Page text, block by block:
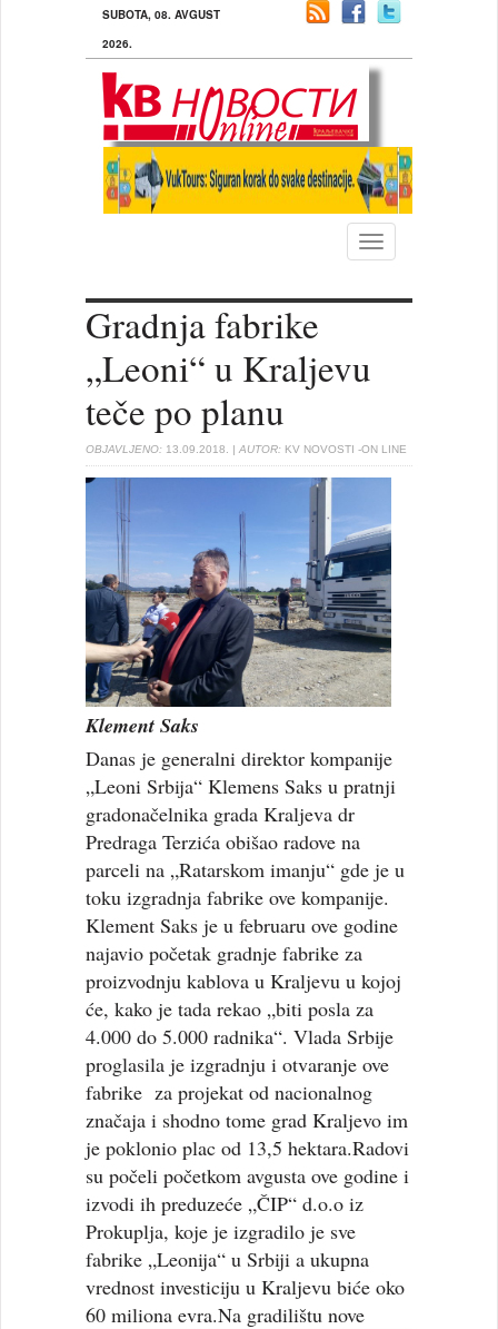
SUBOTA, 08. AVGUST
2026.
Toggle
navigation
Gradnja fabrike
„Leoni“ u Kraljevu
teče po planu
OBJAVLJENO: 13.09.2018. | AUTOR: KV NOVOSTI -ON LINE
Klement Saks
Danas je generalni direktor kompanije
„Leoni Srbija“ Klemens Saks u pratnji
gradonačelnika grada Kraljeva dr
Predraga Terzića obišao radove na
parceli na „Ratarskom imanju“ gde je u
toku izgradnja fabrike ove kompanije.
Klement Saks je u februaru ove godine
najavio početak gradnje fabrike za
proizvodnju kablova u Kraljevu u kojoj
će, kako je tada rekao „biti posla za
4.000 do 5.000 radnika“. Vlada Srbije
proglasila je izgradnju i otvaranje ove
fabrike za projekat od nacionalnog
značaja i shodno tome grad Kraljevo im
je poklonio plac od 13,5 hektara.Radovi
su počeli početkom avgusta ove godine i
izvodi ih preduzeće „ČIP“ d.o.o iz
Prokuplja, koje je izgradilo je sve
fabrike „Leonija“ u Srbiji a ukupna
vrednost investiciju u Kraljevu biće oko
60 miliona evra.Na gradilištu nove